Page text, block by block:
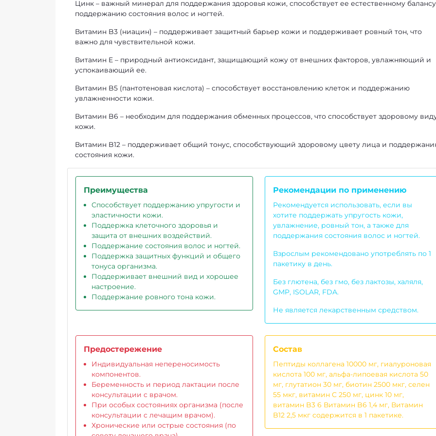
Цинк – важный минерал для поддержания здоровья кожи, способствует ее естественному
поддержанию состояния волос и ногтей.
Витамин B3 (ниацин) – поддерживает защитный барьер кожи и поддерживает ровный тон, что
важно для чувствительной кожи.
Витамин E – природный антиоксидант, защищающий кожу от внешних факторов, увлажняющий и
успокаивающий ее.
Витамин B5 (пантотеновая кислота) – способствует восстановлению клеток и поддержанию
увлажненности кожи.
Витамин B6 – необходим для поддержания обменных процессов, что способствует здоровому
кожи.
Витамин B12 – поддерживает общий тонус, способствующий здоровому цвету лица и
состояния кожи.
Преимущества
Способствует поддержанию упругости и
эластичности кожи.
Поддержка клеточного здоровья и
защита от внешних воздействий.
Поддержание состояния волос и ногтей.
Поддержка защитных функций и общего
тонуса организма.
Поддерживает внешний вид и хорошее
настроение.
Поддержание ровного тона кожи.
Рекомендации по применению
Рекомендуется использовать, если вы
хотите поддержать упругость кожи,
увлажнение, ровный тон, а также для
поддержания состояния волос и ногтей.
Взрослым рекомендовано употреблять по 1
пакетику в день.
Без глютена, без гмо, без лактозы, халяля,
GMP, ISOLAR, FDA.
Не является лекарственным средством.
Предостережение
Индивидуальная непереносимость
компонентов.
Беременность и период лактации после
консультации с врачом.
При особых состояниях организма (после
консультации с лечащим врачом).
Хронические или острые состояния (по
Состав
Пептиды коллагена 10000 мг, гиалуроновая
кислота 100 мг, альфа-липоевая кислота 50
мг, глутатион 30 мг, биотин 2500 мкг, селен
55 мкг, витамин C 250 мг, цинк 10 мг,
витамин B3 6 Витамин B6 1,4 мг, Витамин
B12 2,5 мкг содержится в 1 пакетике.